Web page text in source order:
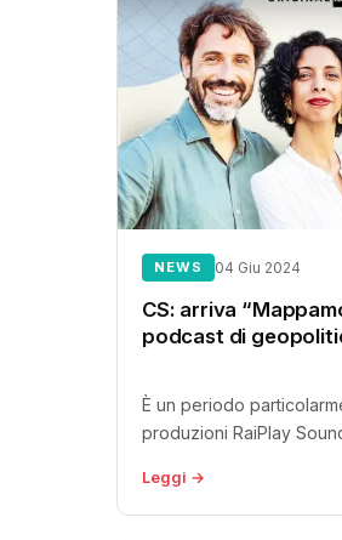
NEWS 04 Giu 2024
CS: arriva
podcast di
È un periodo
produzioni RaiPlay
Leggi →